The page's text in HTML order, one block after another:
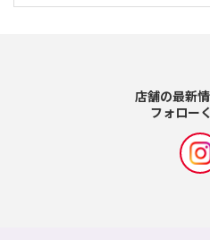
店舗の最新
フォロー